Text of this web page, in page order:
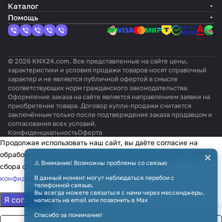
Каталог
Помощь
© 2026 KNX24.com. Все представленные на сайте цены,
характеристики и условия продажи товаров носят справочный
характер и не являются публичной офертой в смысле
соответствующих норм гражданского законодательства.
Оформление заказа на сайте является направлением заявки на
приобретение товара. Договор купли-продажи считается
заключённым только после подтверждения заказа продавцом и
согласования всех условий.
КонфиденциальностьОферта
⚠️ Внимание! Возможны проблемы со связью
В данный момент могут наблюдаться перебои с
телефонной связью.
Вы всегда можете связаться с нами через мессенджеры,
написать на email или позвонить в Max
Спасибо за понимание!
×
Продолжая использовать наш сайт, вы даёте согласие на
обработку файлов cookie в целях функционирования сайта и
сбора статистики в соответствии сполитикой
конфиденциальности
Я согласен